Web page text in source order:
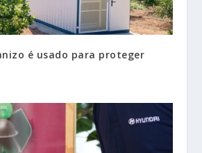
é usado para proteger